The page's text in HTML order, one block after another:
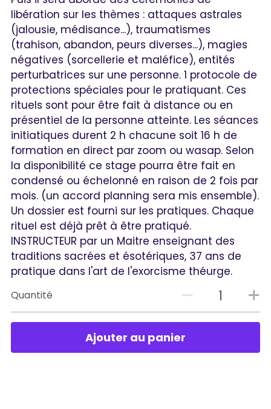
libération sur les thèmes : attaques astrales
(jalousie, médisance...), traumatismes
(trahison, abandon, peurs diverses...), magies
négatives (sorcellerie et maléfice), entités
perturbatrices sur une personne. 1 protocole de
protections spéciales pour le pratiquant. Ces
rituels sont pour être fait à distance ou en
présentiel de la personne atteinte. Les séances
initiatiques durent 2 h chacune soit 16 h de
formation en direct par zoom ou wasap. Selon
la disponibilité ce stage pourra être fait en
condensé ou échelonné en raison de 2 fois par
mois. (un accord planning sera mis ensemble).
Un dossier est fourni sur les pratiques. Chaque
rituel est déjà prêt à être pratiqué.
INSTRUCTEUR par un Maitre enseignant des
traditions sacrées et ésotériques, 37 ans de
pratique dans l'art de l'exorcisme théurge.
Quantité
Ajouter au panier